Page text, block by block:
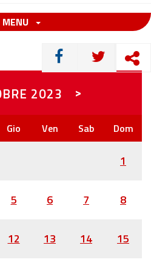
MENU
CONDIVIDI
2023 >
1
5 6 7 8
12 13 14 15